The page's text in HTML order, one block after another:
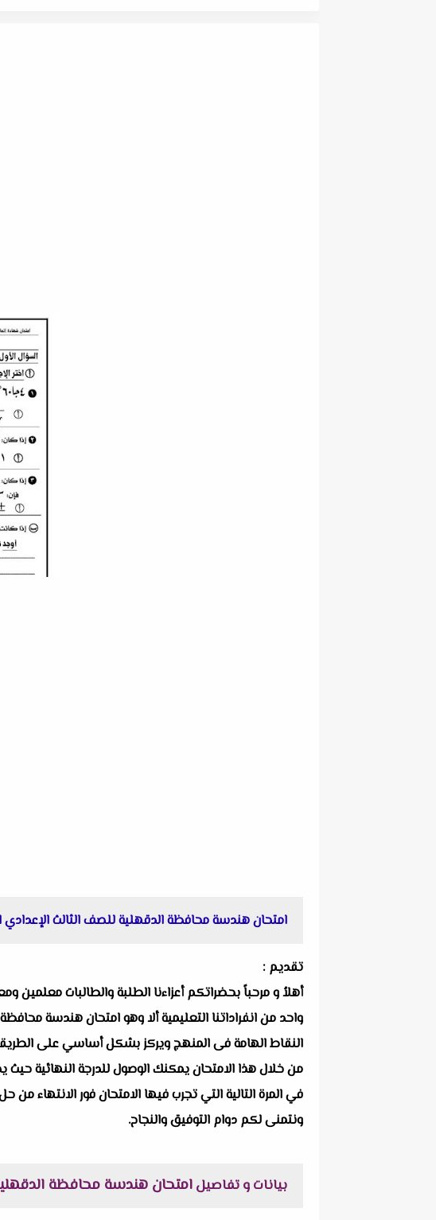
امتحان هندسة محافظة الدقهلية للصف الثالث الإعدادي
تقديم :
أهلاُ و مرحباً بحضراتكم أعزاءنا الطلبة والطالبات معلمين
النقاط الهامة فى المنهج ويركز بشكل أساسي على الطريقة
من خلال هذا الامتحان يمكنك الوصول للدرجة النهائية
في المرة التالية التي تجرب فيها الامتحان فور الانتهاء
ونتمنى لكم دوام التوفيق والنجاح.
بيانات و تفاصيلامتحان هندسة محافظة الدقهلية